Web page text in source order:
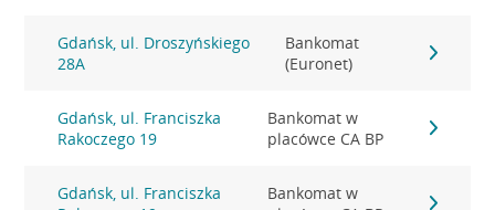
Gdańsk, ul. Droszyńskiego
28A
Bankomat
(Euronet)
Gdańsk, ul. Franciszka
Rakoczego 19
Bankomat w
placówce CA BP
Gdańsk, ul. Franciszka
Bankomat w